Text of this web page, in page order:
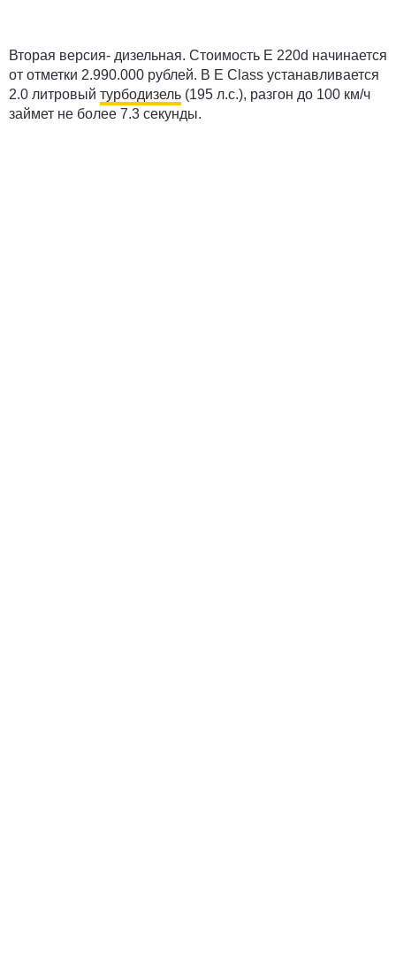
Вторая версия- дизельная. Стоимость E 220d начинается
от отметки 2.990.000 рублей. В E Class устанавливается
2.0 литровый турбодизель (195 л.с.), разгон до 100 км/ч
займет не более 7.3 секунды.